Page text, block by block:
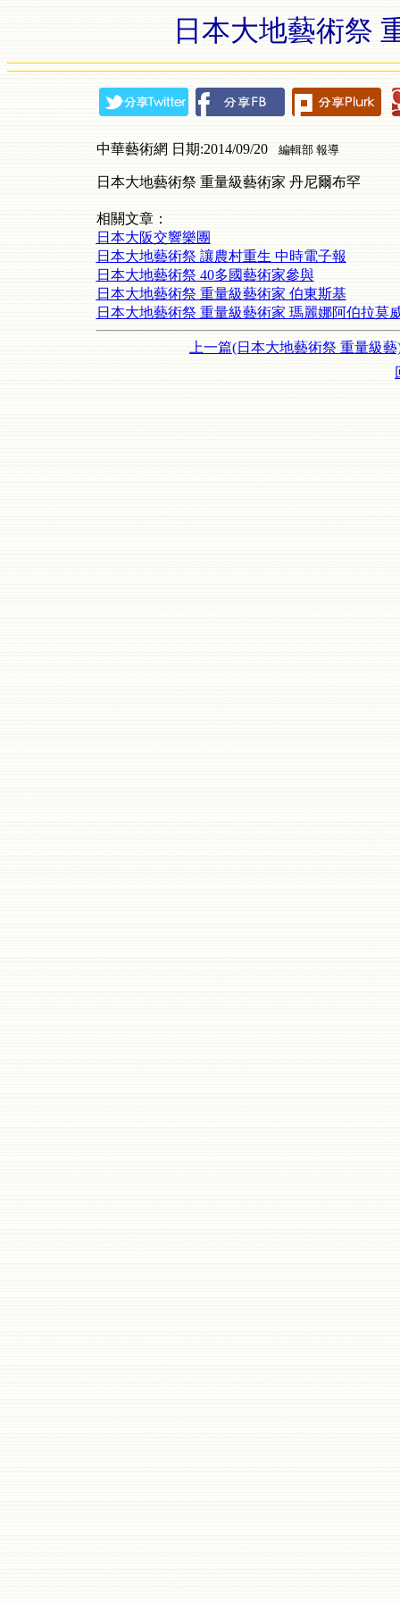
日本大地藝術祭
中華藝術網 日期:2014/09/20 編輯部 報導
日本大地藝術祭 重量級藝術家 丹尼爾布罕
相關文章：
日本大阪交響樂團
日本大地藝術祭 讓農村重生 中時電子報
日本大地藝術祭 40多國藝術家參與
日本大地藝術祭 重量級藝術家 伯東斯基
日本大地藝術祭 重量級藝術家 瑪麗娜阿伯拉莫
上一篇(日本大地藝術祭 重量級藝